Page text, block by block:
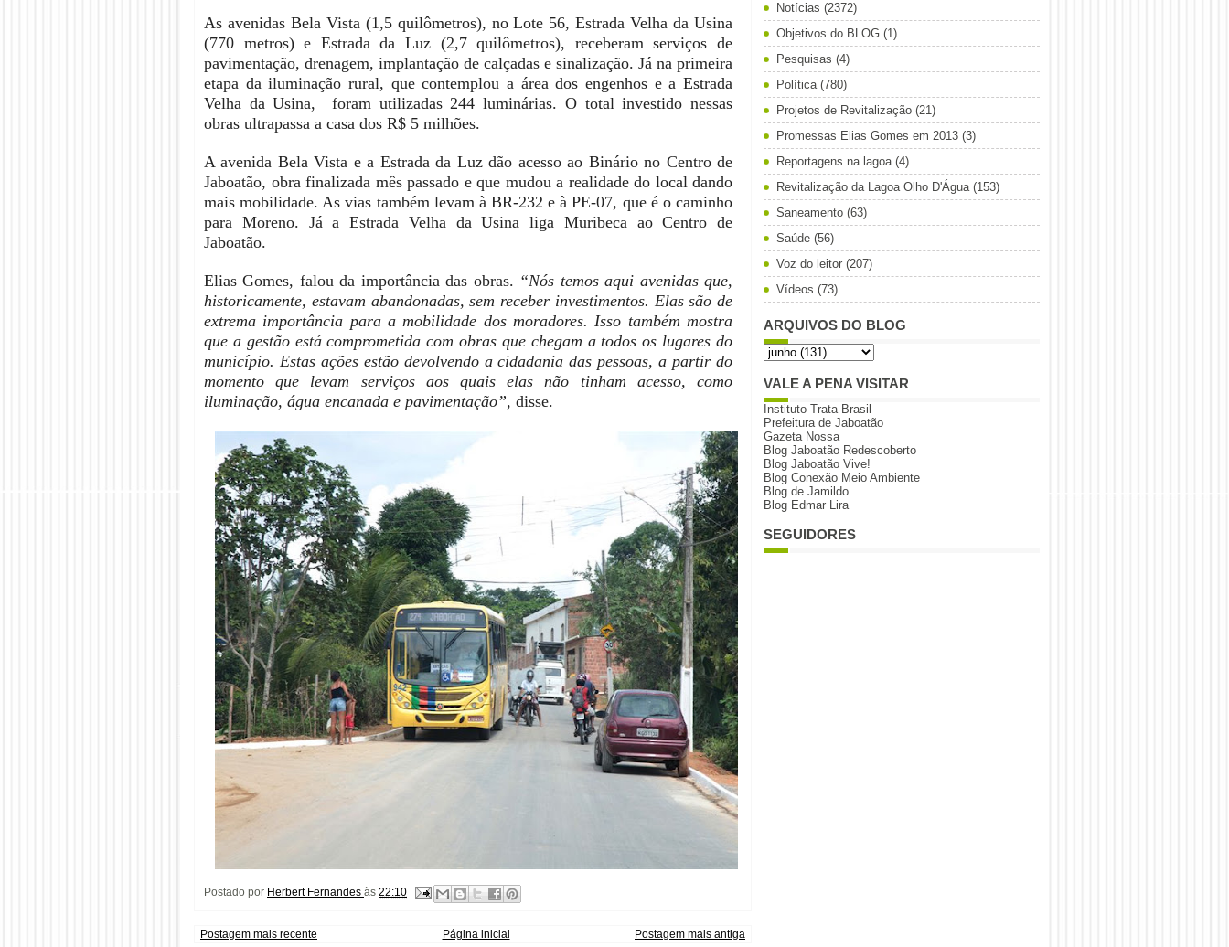
As avenidas Bela Vista (1,5 quilômetros), no Lote 56, Estrada Velha da Usina
(770 metros) e Estrada da Luz (2,7 quilômetros), receberam serviços de
pavimentação, drenagem, implantação de calçadas e sinalização. Já na primeira
etapa da iluminação rural, que contemplou a área dos engenhos e a Estrada
Velha da Usina, foram utilizadas 244 luminárias. O total investido nessas
obras ultrapassa a casa dos R$ 5 milhões.
A avenida Bela Vista e a Estrada da Luz dão acesso ao Binário no Centro de
Jaboatão, obra finalizada mês passado e que mudou a realidade do local dando
mais mobilidade. As vias também levam à BR-232 e à PE-07, que é o caminho
para Moreno. Já a Estrada Velha da Usina liga Muribeca ao Centro de
Jaboatão.
Elias Gomes, falou da importância das obras. “Nós temos aqui avenidas que,
historicamente, estavam abandonadas, sem receber investimentos. Elas são de
extrema importância para a mobilidade dos moradores. Isso também mostra
que a gestão está comprometida com obras que chegam a todos os lugares do
município. Estas ações estão devolvendo a cidadania das pessoas, a partir do
momento que levam serviços aos quais elas não tinham acesso, como
iluminação, água encanada e pavimentação”, disse.
Postado por Herbert Fernandes às 22:10
Postagem mais recente Postagem mais antiga
Página inicial
Notícias (2372)
Objetivos do BLOG (1)
Pesquisas (4)
Política (780)
Projetos de Revitalização (21)
Promessas Elias Gomes em 2013 (3)
Reportagens na lagoa (4)
Revitalização da Lagoa Olho D'Água (153)
Saneamento (63)
Saúde (56)
Voz do leitor (207)
Vídeos (73)
ARQUIVOS DO BLOG
VALE A PENA VISITAR
Instituto Trata Brasil
Prefeitura de Jaboatão
Gazeta Nossa
Blog Jaboatão Redescoberto
Blog Jaboatão Vive!
Blog Conexão Meio Ambiente
Blog de Jamildo
Blog Edmar Lira
SEGUIDORES